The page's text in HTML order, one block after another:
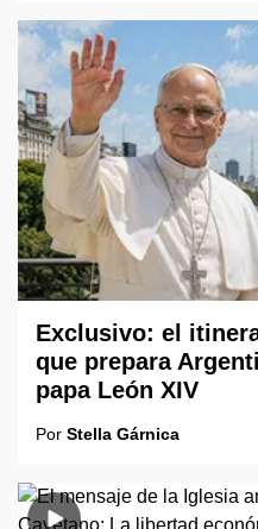
Exclusivo: el
que prepara
papa León XIV
Por Stella Gárnica